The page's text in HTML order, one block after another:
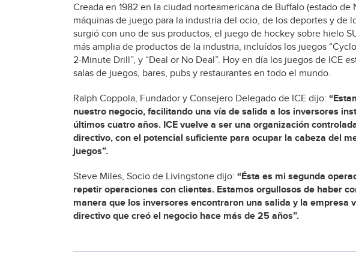
Creada en 1982 en la ciudad norteamericana de Buffalo (estado
máquinas de juego para la industria del ocio, de los deportes y de
surgió con uno de sus productos, el juego de hockey sobre hielo
más amplia de productos de la industria, incluídos los juegos
2-Minute Drill”, y “Deal or No Deal”. Hoy en día los juegos de ICE
salas de juegos, bares, pubs y restaurantes en todo el mundo.
Ralph Coppola, Fundador y Consejero Delegado de ICE dijo:
nuestro negocio, facilitando una vía de salida a los inversores
últimos cuatro años. ICE vuelve a ser una organización
directivo, con el potencial suficiente para ocupar la cabeza del
juegos”.
Steve Miles, Socio de Livingstone dijo: “Ésta es mi segunda
repetir operaciones con clientes. Estamos orgullosos de haber
manera que los inversores encontraron una salida y la empresa
directivo que creó el negocio hace más de 25 años”.